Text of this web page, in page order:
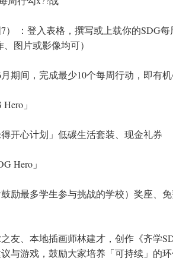
） ：登入表格，撰写或上载你的SDG
图片或影像均可）
月期间，完成最少10个每周行动，即有
」
开心计划」低碳生活套装、现金礼券
Hero」
励最多学生参与挑战的学校）奖座、
友、本地插画师林建才，创作《齐学
与游戏，鼓励大家培养「可持续」的